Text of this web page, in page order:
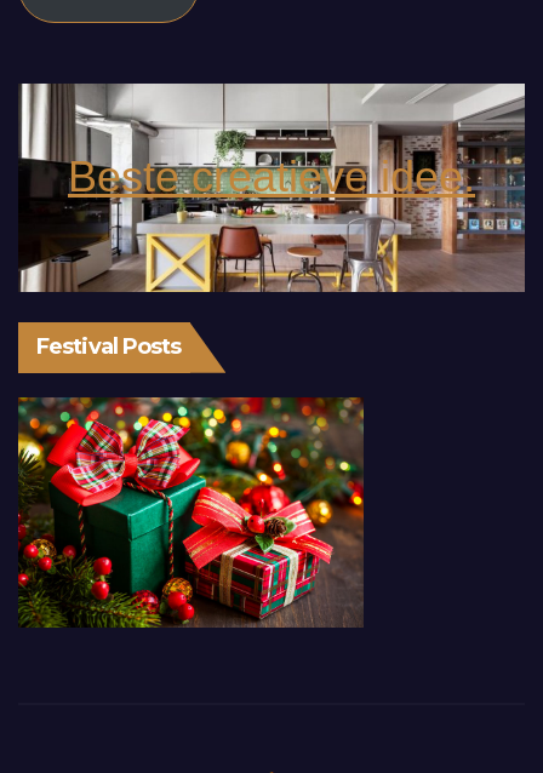
Beste creatieve idee.
Festival Posts